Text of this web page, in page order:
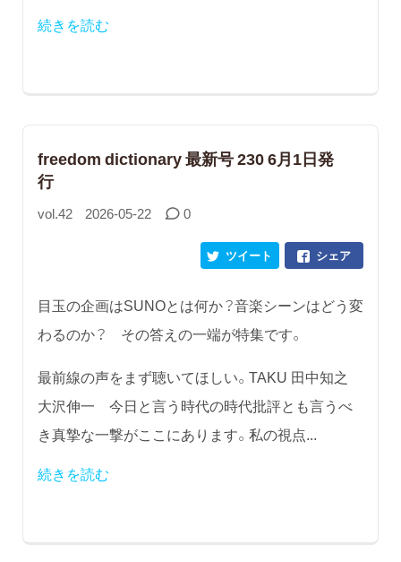
続きを読む
freedom dictionary 最新号 230 6月1日発
行
vol.42 2026-05-22 0
シェア
ツイート
目玉の企画はSUNOとは何か？音楽シーンはどう変
わるのか？ その答えの一端が特集です。
最前線の声をまず聴いてほしい。TAKU 田中知之
大沢伸一 今日と言う時代の時代批評とも言うべ
き真摯な一撃がここにあります。私の視点...
続きを読む